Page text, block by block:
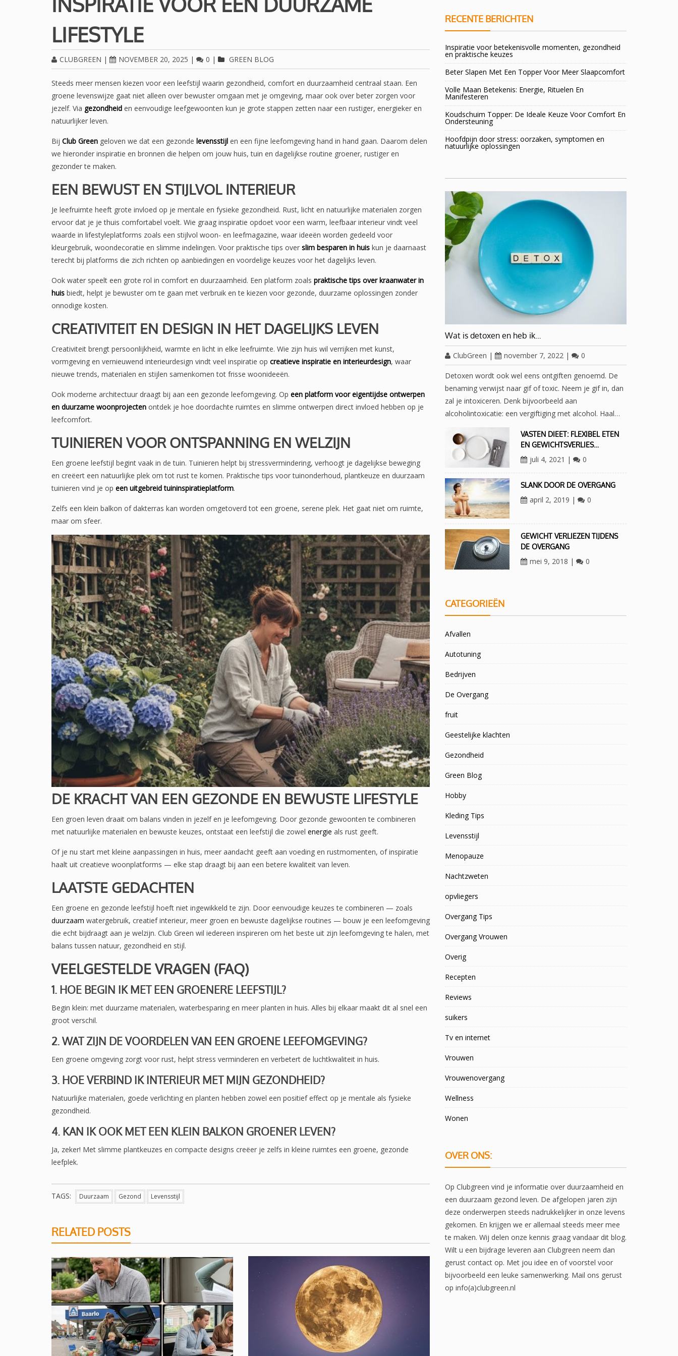
LIFESTYLE
CLUBGREEN | NOVEMBER 20, 2025 | 0 | GREEN BLOG
Steeds meer mensen kiezen voor een leefstijl waarin gezondheid, comfort en duurzaamheid centraal staan. Een
groene levenswijze gaat niet alleen over bewuster omgaan met je omgeving, maar ook over beter zorgen voor
jezelf. Via gezondheid en eenvoudige leefgewoonten kun je grote stappen zetten naar een rustiger, energieker en
natuurlijker leven.
Bij Club Green geloven we dat een gezonde levensstijl en een fijne leefomgeving hand in hand gaan. Daarom delen
we hieronder inspiratie en bronnen die helpen om jouw huis, tuin en dagelijkse routine groener, rustiger en
gezonder te maken.
EEN BEWUST EN STIJLVOL INTERIEUR
Je leefruimte heeft grote invloed op je mentale en fysieke gezondheid. Rust, licht en natuurlijke materialen zorgen
ervoor dat je je thuis comfortabel voelt. Wie graag inspiratie opdoet voor een warm, leefbaar interieur vindt veel
waarde in lifestyleplatforms zoals een stijlvol woon- en leefmagazine, waar ideeën worden gedeeld voor
kleurgebruik, woondecoratie en slimme indelingen. Voor praktische tips over slim besparen in huis kun je daarnaast
terecht bij platforms die zich richten op aanbiedingen en voordelige keuzes voor het dagelijks leven.
Ook water speelt een grote rol in comfort en duurzaamheid. Een platform zoals praktische tips over kraanwater in
huis biedt, helpt je bewuster om te gaan met verbruik en te kiezen voor gezonde, duurzame oplossingen zonder
onnodige kosten.
CREATIVITEIT EN DESIGN IN HET DAGELIJKS LEVEN
Creativiteit brengt persoonlijkheid, warmte en licht in elke leefruimte. Wie zijn huis wil verrijken met kunst,
vormgeving en vernieuwend interieurdesign vindt veel inspiratie op creatieve inspiratie en interieurdesign, waar
nieuwe trends, materialen en stijlen samenkomen tot frisse woonideeën.
Ook moderne architectuur draagt bij aan een gezonde leefomgeving. Op een platform voor eigentijdse ontwerpen
en duurzame woonprojecten ontdek je hoe doordachte ruimtes en slimme ontwerpen direct invloed hebben op je
leefcomfort.
TUINIEREN VOOR ONTSPANNING EN WELZIJN
Een groene leefstijl begint vaak in de tuin. Tuinieren helpt bij stressvermindering, verhoogt je dagelijkse beweging
en creëert een natuurlijke plek om tot rust te komen. Praktische tips voor tuinonderhoud, plantkeuze en duurzaam
tuinieren vind je op een uitgebreid tuininspiratieplatform.
Zelfs een klein balkon of dakterras kan worden omgetoverd tot een groene, serene plek. Het gaat niet om ruimte,
maar om sfeer.
DE KRACHT VAN EEN GEZONDE EN BEWUSTE LIFESTYLE
Een groen leven draait om balans vinden in jezelf en je leefomgeving. Door gezonde gewoonten te combineren
met natuurlijke materialen en bewuste keuzes, ontstaat een leefstijl die zowel energie als rust geeft.
Of je nu start met kleine aanpassingen in huis, meer aandacht geeft aan voeding en rustmomenten, of inspiratie
haalt uit creatieve woonplatforms — elke stap draagt bij aan een betere kwaliteit van leven.
LAATSTE GEDACHTEN
Een groene en gezonde leefstijl hoeft niet ingewikkeld te zijn. Door eenvoudige keuzes te combineren — zoals
duurzaam watergebruik, creatief interieur, meer groen en bewuste dagelijkse routines — bouw je een leefomgeving
die echt bijdraagt aan je welzijn. Club Green wil iedereen inspireren om het beste uit zijn leefomgeving te halen, met
balans tussen natuur, gezondheid en stijl.
VEELGESTELDE VRAGEN (FAQ)
1. HOE BEGIN IK MET EEN GROENERE LEEFSTIJL?
Begin klein: met duurzame materialen, waterbesparing en meer planten in huis. Alles bij elkaar maakt dit al snel een
groot verschil.
2. WAT ZIJN DE VOORDELEN VAN EEN GROENE LEEFOMGEVING?
Een groene omgeving zorgt voor rust, helpt stress verminderen en verbetert de luchtkwaliteit in huis.
3. HOE VERBIND IK INTERIEUR MET MIJN GEZONDHEID?
Natuurlijke materialen, goede verlichting en planten hebben zowel een positief effect op je mentale als fysieke
gezondheid.
4. KAN IK OOK MET EEN KLEIN BALKON GROENER LEVEN?
Ja, zeker! Met slimme plantkeuzes en compacte designs creëer je zelfs in kleine ruimtes een groene, gezonde
leefplek.
TAGS: Duurzaam Gezond Levensstijl
RELATED POSTS
RECENTE BERICHTEN
Inspiratie voor betekenisvolle momenten, gezondheid
en praktische keuzes
Beter Slapen Met Een Topper Voor Meer Slaapcomfort
Volle Maan Betekenis: Energie, Rituelen En
Manifesteren
Koudschuim Topper: De Ideale Keuze Voor Comfort En
Ondersteuning
Hoofdpijn door stress: oorzaken, symptomen en
natuurlijke oplossingen
Wat is detoxen en heb ik…
ClubGreen | november 7, 2022 | 0
Detoxen wordt ook wel eens ontgiften genoemd. De
benaming verwijst naar gif of toxic. Neem je gif in, dan
zal je intoxiceren. Denk bijvoorbeeld aan
alcoholintoxicatie: een vergiftiging met alcohol. Haal…
VASTEN DIEET: FLEXIBEL ETEN
EN GEWICHTSVERLIES…
juli 4, 2021 | 0
SLANK DOOR DE OVERGANG
april 2, 2019 | 0
GEWICHT VERLIEZEN TIJDENS
DE OVERGANG
mei 9, 2018 | 0
CATEGORIEËN
Afvallen
Autotuning
Bedrijven
De Overgang
fruit
Geestelijke klachten
Gezondheid
Green Blog
Hobby
Kleding Tips
Levensstijl
Menopauze
Nachtzweten
opvliegers
Overgang Tips
Overgang Vrouwen
Overig
Recepten
Reviews
suikers
Tv en internet
Vrouwen
Vrouwenovergang
Wellness
Wonen
OVER ONS:
Op Clubgreen vind je informatie over duurzaamheid en
een duurzaam gezond leven. De afgelopen jaren zijn
deze onderwerpen steeds nadrukkelijker in onze levens
gekomen. En krijgen we er allemaal steeds meer mee
te maken. Wij delen onze kennis graag vandaar dit blog.
Wilt u een bijdrage leveren aan Clubgreen neem dan
gerust contact op. Met jou idee en of voorstel voor
bijvoorbeeld een leuke samenwerking. Mail ons gerust
op info(a)clubgreen.nl